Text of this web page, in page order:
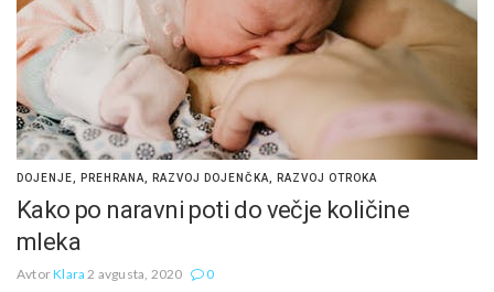
DOJENJE PREHRANA RAZVOJ DOJENČKA RAZVOJ OTROKA
Kako po naravni poti do večje količine
mleka
AvtorKlara 2 avgusta, 2020 0